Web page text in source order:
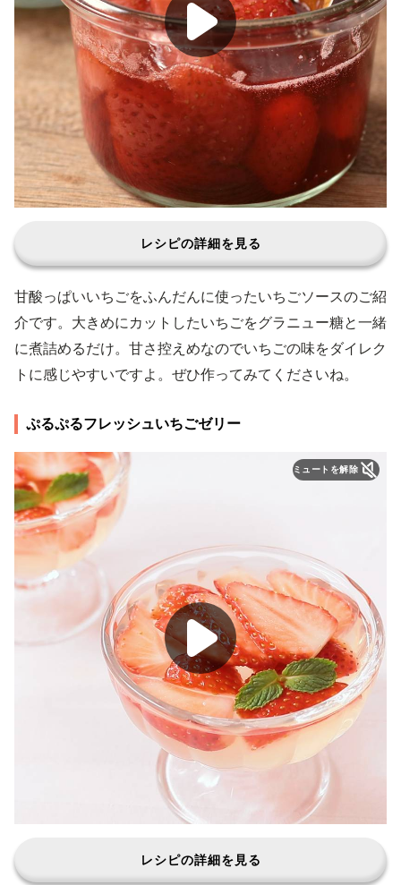
レシピの詳細を見る
甘酸っぱいいちごをふんだんに使ったいちごソースのご紹
介です。大きめにカットしたいちごをグラニュー糖と一緒
に煮詰めるだけ。甘さ控えめなのでいちごの味をダイレク
トに感じやすいですよ。ぜひ作ってみてくださいね。
ぷるぷるフレッシュいちごゼリー
ミュートを解除
レシピの詳細を見る